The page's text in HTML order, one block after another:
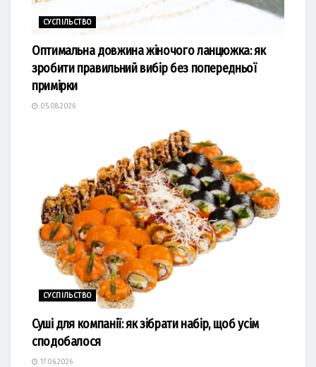
СУСПІЛЬСТВО
Оптимальна довжина жіночого ланцюжка: як
зробити правильний вибір без попередньої
примірки
05.08.2026
СУСПІЛЬСТВО
Суші для компанії: як зібрати набір, щоб усім
сподобалося
17.06.2026